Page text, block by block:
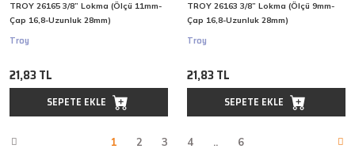
TROY 26165 3/8” Lokma (Ölçü 11mm-
Çap 16,8-Uzunluk 28mm)
Troy
21,83 TL
SEPETE EKLE
TROY 26163 3/8” Lokma (Ölçü 9mm-
Çap 16,8-Uzunluk 28mm)
Troy
21,83 TL
SEPETE EKLE
1 2 3 4 .. 6